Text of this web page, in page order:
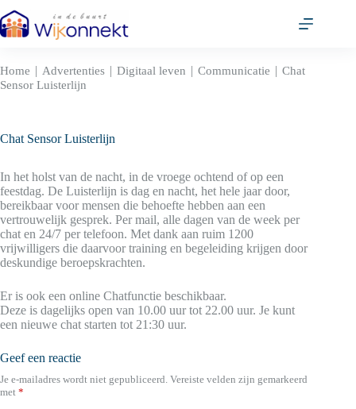
naar
de
Home | Advertenties | Digitaal leven | Communicatie | Chat
Sensor Luisterlijn
Chat Sensor Luisterlijn
In het holst van de nacht, in de vroege ochtend of op een
feestdag. De Luisterlijn is dag en nacht, het hele jaar door,
bereikbaar voor mensen die behoefte hebben aan een
vertrouwelijk gesprek. Per mail, alle dagen van de week per
chat en 24/7 per telefoon. Met dank aan ruim 1200
vrijwilligers die daarvoor training en begeleiding krijgen door
deskundige beroepskrachten.
Er is ook een online Chatfunctie beschikbaar.
Deze is dagelijks open van 10.00 uur tot 22.00 uur. Je kunt
een nieuwe chat starten tot 21:30 uur.
Geef een reactie
Je e-mailadres wordt niet gepubliceerd. Vereiste velden zijn gemarkeerd
met *